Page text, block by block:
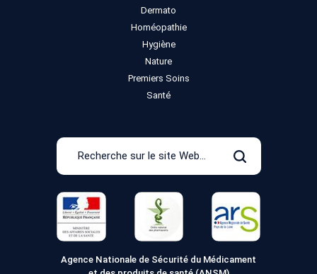
Dermato
Homéopathie
Hygiène
Nature
Premiers Soins
Santé
Recherche
le
site
Web
Rechercher
Agence Nationale de Sécurité du Médicament